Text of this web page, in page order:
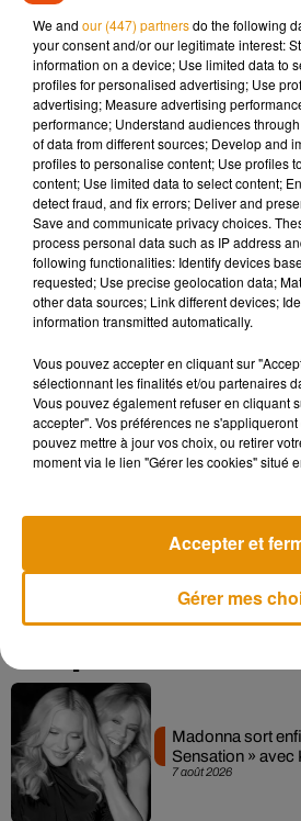
génération. Le morceau devient
succès et s’impose comme l’un des
des années 80.
Aujourd’hui encore,Allô Allô
classique, chargé de souvenirs et
Une chanson née sur une nappe,
Allô Allô Monsieur l’ordinateur, c’est
Forum.
Cet élément est masqué
souhaitez l'afficher, merci de
en cliquant sur le bouton
Afficher
Rendez-vous tous les matins avec
Forum pour découvrir l'histoire du
7 août 2026
Madonna sort
Sensation » avec
We and our (447) partnersdo the following
your consent and/or our legitimate interest:
information on a device; Use limited data to
profiles for personalised advertising; Use
advertising; Measure advertising
performance; Understand audiences
of data from different sources; Develop and
profiles to personalise content; Use profiles
content; Use limited data to select content;
detect fraud, and fix errors; Deliver and
Save and communicate privacy choices.
process personal data such as IP address
following functionalities: Identify devices
requested; Use precise geolocation data;
other data sources; Link different devices;
information transmitted automatically.
Vous pouvez accepter en cliquant sur
sélectionnant les finalités et/ou partenaires
Vous pouvez également refuser en cliquant
accepter". Vos préférences ne
pouvez mettre à jour vos choix, ou retirer
moment via le lien "Gérer les cookies" situé
Gérer mes
Accepter et